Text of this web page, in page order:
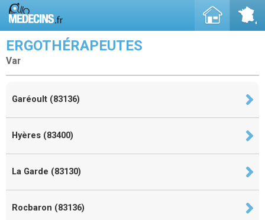
ERGOTHÉRAPEUTES
Var
Garéoult (83136)
Hyères (83400)
La Garde (83130)
Rocbaron (83136)